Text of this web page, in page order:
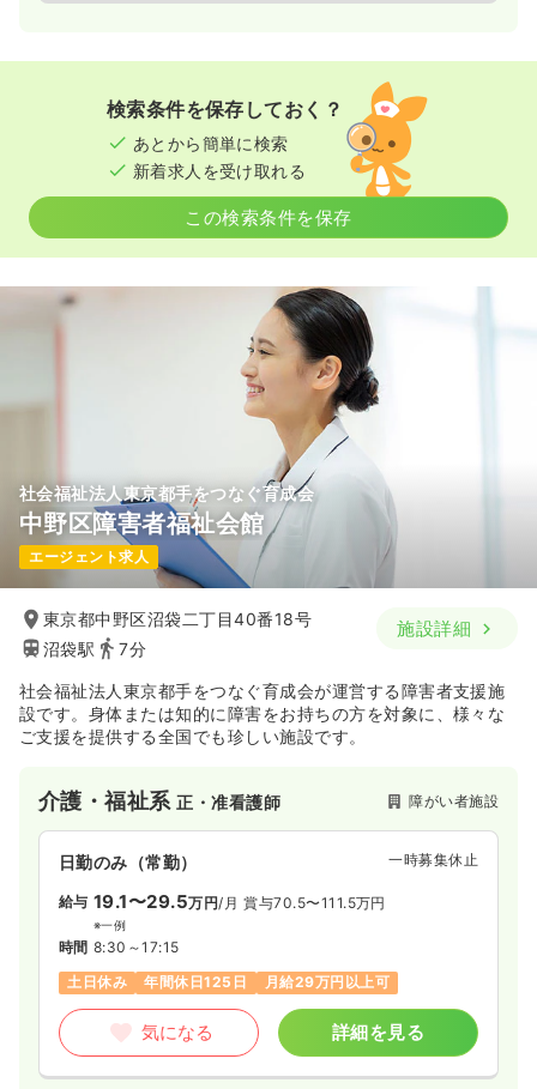
検索条件を保存しておく？
あとから簡単に検索
新着求人を受け取れる
この検索条件を保存
社会福祉法人東京都手をつなぐ育成会
中野区障害者福祉会館
エージェント求人
東京都中野区沼袋二丁目40番18号
沼袋駅
7分
施設詳細
社会福祉法人東京都手をつなぐ育成会が運営する障害者支援施
設です。身体または知的に障害をお持ちの方を対象に、様々な
ご支援を提供する全国でも珍しい施設です。
介護・福祉系正・准看護師 障がい者施設
日勤のみ（常勤） 一時募集休止
給与 19.1〜29.5万円/月 賞与70.5〜111.5万円
※一例
時間 8:30～17:15
土日休み
年間休日125日 月給29万円以上可
気になる 詳細を見る